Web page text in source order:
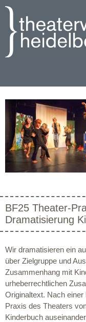
BF25 Theater-
Dramatisierung
Wir dramatisieren ein
über Zielgruppe und
Zusammenhang mit
urheberrechtlichen
Originaltext. Nach
Praxis des Theaters
Kinderbuch